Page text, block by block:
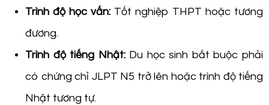
Trình độ học vấn: Tốt nghiệp THPT hoặc tương
đương.
Trình độ tiếng Nhật:Du học sinh bắt buộc phải
có chứng chỉ JLPT N5 trở lên hoặc trình độ tiếng
Nhật tương tự.